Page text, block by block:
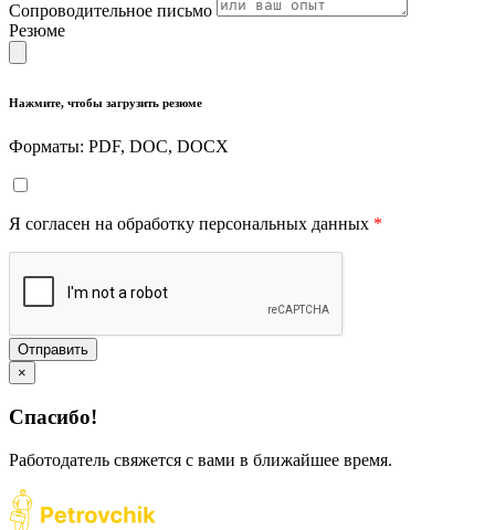
Сопроводительное письмо
Резюме
Нажмите, чтобы загрузить резюме
Форматы: PDF, DOC, DOCX
Я согласен на обработку персональных данных *
Отправить
×
Спасибо!
Работодатель свяжется с вами в ближайшее время.